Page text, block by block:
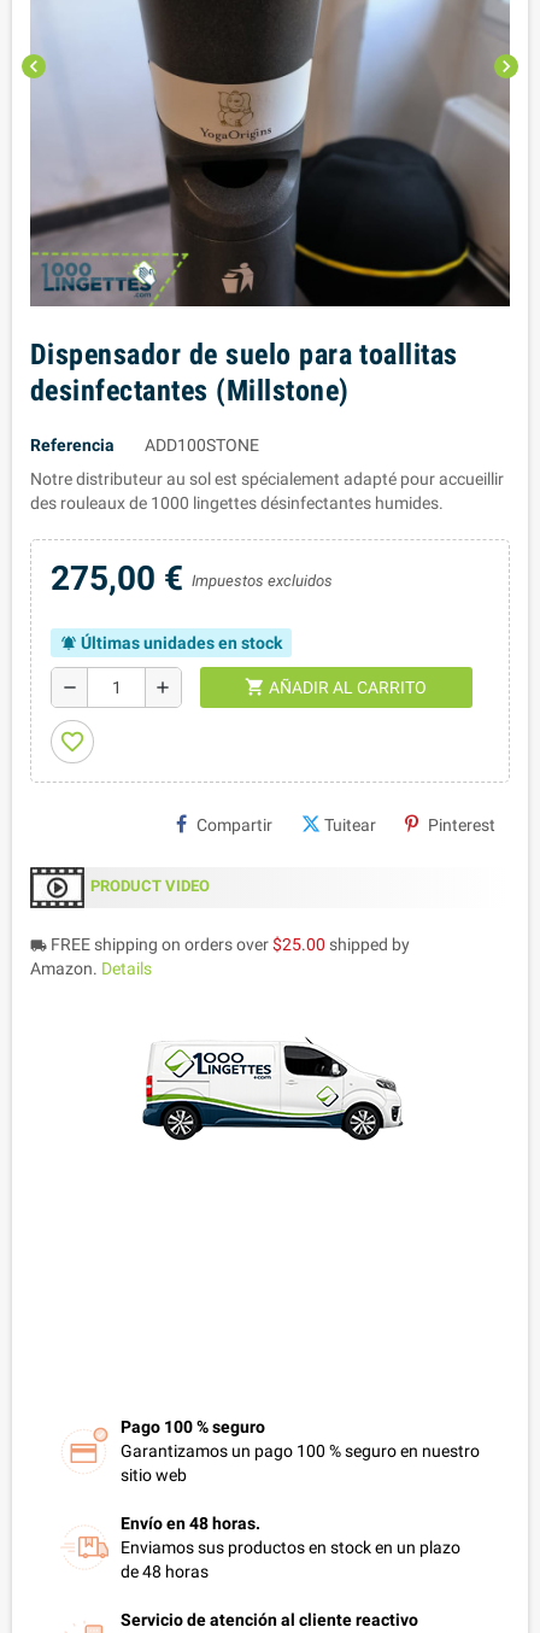
chevron_left chevron_right
Dispensador de suelo para toallitas
desinfectantes (Millstone)
Referencia
ADD100STONE
Notre distributeur au sol est spécialement adapté pour accueillir
des rouleaux de 1000 lingettes désinfectantes humides.
275,00 € Impuestos excluidos
notifications_active Últimas unidades en stock
remove add shopping_cart AÑADIR AL CARRITO
favorite_border
Compartir Tuitear Pinterest
PRODUCT VIDEO
local_shipping FREE shipping on orders over$25.00 shipped by
Amazon. Details
Pago 100 % seguro
Garantizamos un pago 100 % seguro en nuestro
sitio web
Envío en 48 horas.
Enviamos sus productos en stock en un plazo
de 48 horas
Servicio de atención al cliente reactivo